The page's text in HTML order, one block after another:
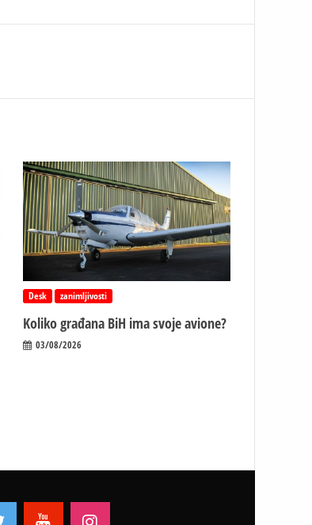
Desk zanimljivosti
Koliko građana BiH ima svoje avione?
03/08/2026